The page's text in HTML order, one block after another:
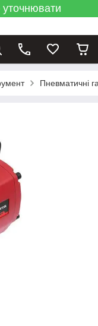
уточнювати
Пневматичні